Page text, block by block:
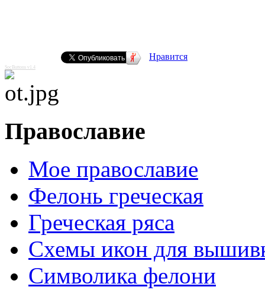
Нравится
SocButtons v1.4
Православие
Мое православие
Фелонь греческая
Греческая ряса
Схемы икон для
Символика фелони